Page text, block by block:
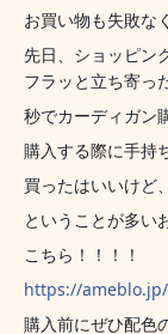
お買い物も失敗な
先日、ショッピン
フラッと立ち寄っ
秒でカーディガン
購入する際に手持
買ったはいいけど
ということが多い
こちら！！！！
https://
購入前にぜひ配色